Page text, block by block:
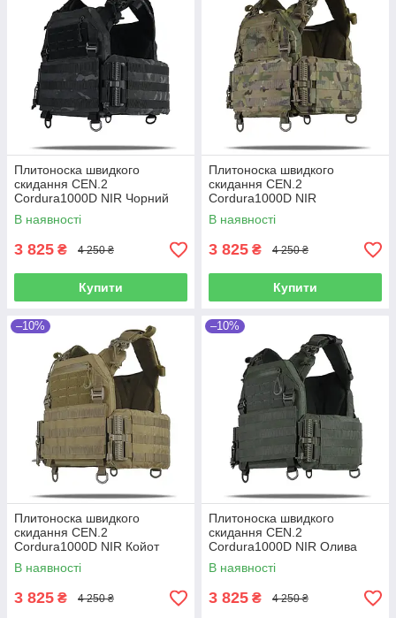
Плитоноска швидкого
скидання CEN.2
Cordura1000D NIR Чорний
Мультикам
В наявності
3 825 ₴ 4 250 ₴
Купити
Плитоноска швидкого
скидання CEN.2
Cordura1000D NIR
Мультикам
В наявності
3 825 ₴ 4 250 ₴
Купити
–10%
Плитоноска швидкого
скидання CEN.2
Cordura1000D NIR Койот
В наявності
3 825 ₴ 4 250 ₴
–10%
Плитоноска швидкого
скидання CEN.2
Cordura1000D NIR Олива
В наявності
3 825 ₴ 4 250 ₴